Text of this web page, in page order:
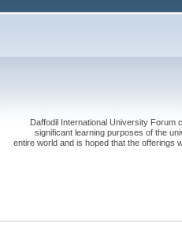
Daffodil International University Forum
significant learning purposes of the
entire world and is hoped that the offerings